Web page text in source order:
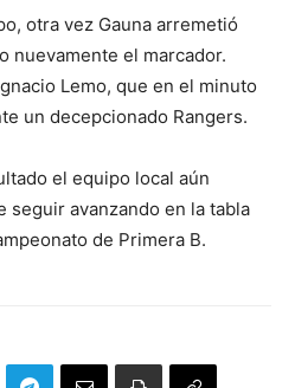
otra vez Gauna arremetió
nuevamente el marcador.
Lemo, que en el minuto
un decepcionado Rangers.
el equipo local aún
seguir avanzando en la tabla
de Primera B.